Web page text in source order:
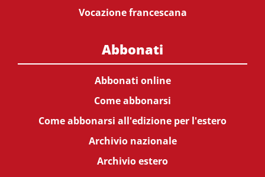
Vocazione francescana
Abbonati
Abbonati online
Come abbonarsi
Come abbonarsi all'edizione per l'estero
Archivio nazionale
Archivio estero